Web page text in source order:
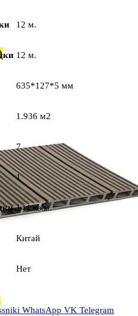
12 м.
12 м.
635*127*5 мм
1.936 м2
7
1
144 кв.м.
Китай
Нет
WhatsApp VK Telegram